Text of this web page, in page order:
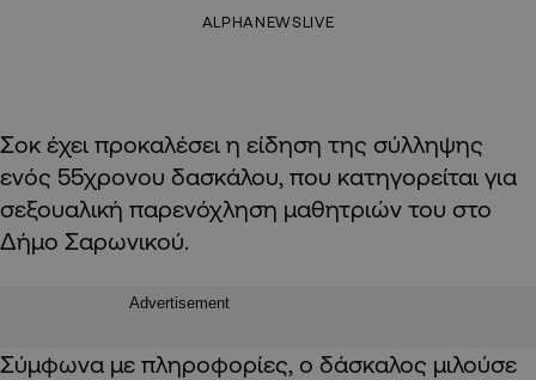
ALPHANEWSLIVE
Σοκ έχει προκαλέσει η είδηση της σύλληψης
ενός 55χρονου δασκάλου, που κατηγορείται για
σεξουαλική παρενόχληση μαθητριών του στο
Δήμο Σαρωνικού.
Advertisement
Σύμφωνα με πληροφορίες, ο δάσκαλος μιλούσε